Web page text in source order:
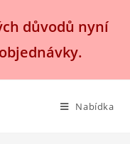
důvodů nyní
Nabídka